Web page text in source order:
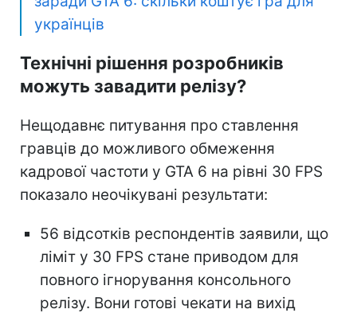
українців
Технічні рішення розробників
можуть завадити релізу?
Нещодавнє питування про ставлення
гравців до можливого обмеження
кадрової частоти у GTA 6 на рівні 30 FPS
показало неочікувані результати:
56 відсотків респондентів заявили, що
ліміт у 30 FPS стане приводом для
повного ігнорування консольного
релізу. Вони готові чекати на вихід